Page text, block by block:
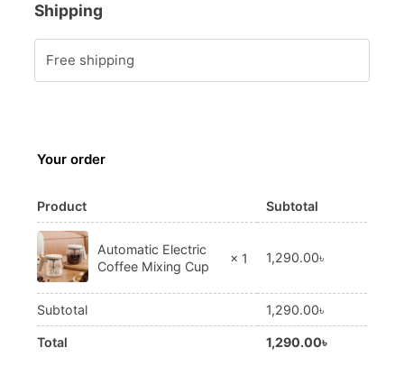
Shipping
Free shipping
Your order
Product Subtotal
Automatic Electric
Coffee Mixing Cup
× 1 1,290.00৳
Subtotal 1,290.00৳
Total 1,290.00৳